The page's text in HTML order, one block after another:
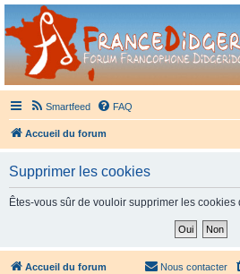
France Didgeridoo
Didgeridoo et Guimbarde sur France Didgeridoo -
Smartfeed FAQ
Accueil du forum
Supprimer les cookies
Êtes-vous sûr de vouloir supprimer les cookies
Accueil du forum Nous contacter